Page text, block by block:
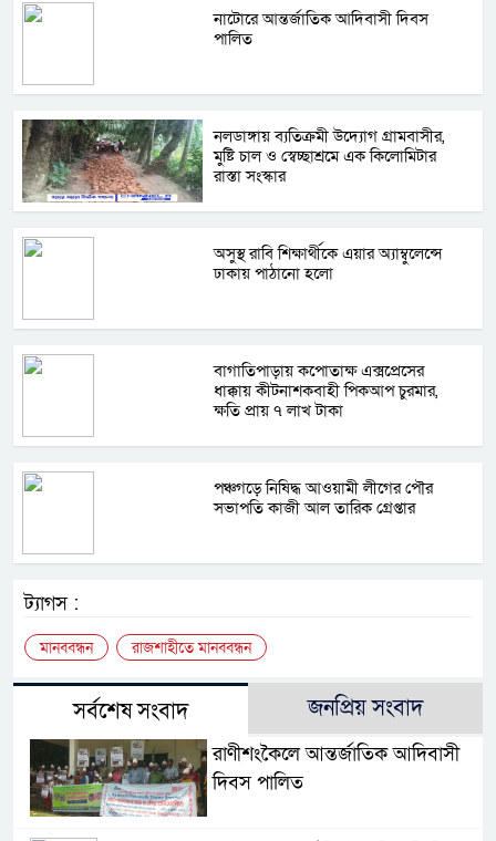
নাটোরে আন্তর্জাতিক আদিবাসী দিবস
পালিত
নলডাঙ্গায় ব্যতিক্রমী উদ্যোগ গ্রামবাসীর,
মুষ্টি চাল ও স্বেচ্ছাশ্রমে এক কিলোমিটার
রাস্তা সংস্কার
অসুস্থ রাবি শিক্ষার্থীকে এয়ার অ্যাম্বুলেন্সে
ঢাকায় পাঠানো হলো
বাগাতিপাড়ায় কপোতাক্ষ এক্সপ্রেসের
ধাক্কায় কীটনাশকবাহী পিকআপ চুরমার,
ক্ষতি প্রায় ৭ লাখ টাকা
পঞ্চগড়ে নিষিদ্ধ আওয়ামী লীগের পৌর
সভাপতি কাজী আল তারিক গ্রেপ্তার
ট্যাগস :
মানববন্ধন রাজশাহীতে মানববন্ধন
সর্বশেষ সংবাদ জনপ্রিয় সংবাদ
রাণীশংকৈলে আন্তর্জাতিক আদিবাসী
দিবস পালিত